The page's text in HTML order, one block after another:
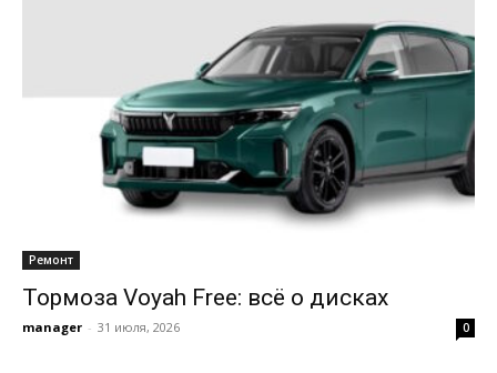
Ремонт
Тормоза Voyah Free: всё о дисках
manager - 31 июля, 2026 0